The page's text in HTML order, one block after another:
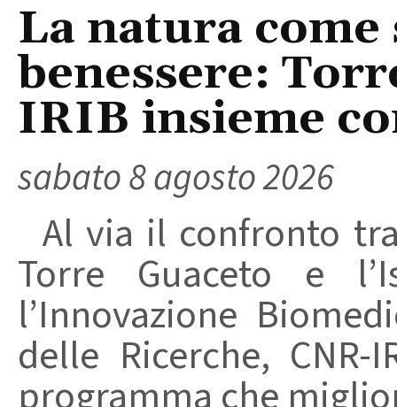
La natura
benessere:
IRIB insieme
sabato 8 agosto 2026
Al via il confronto
Torre Guaceto e
l’Innovazione
delle Ricerche,